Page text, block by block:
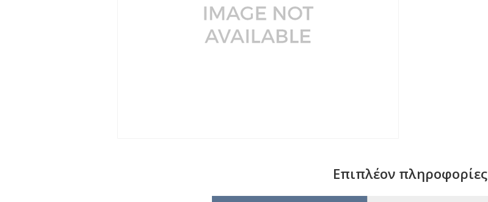
Επιπλέον πληροφορίες